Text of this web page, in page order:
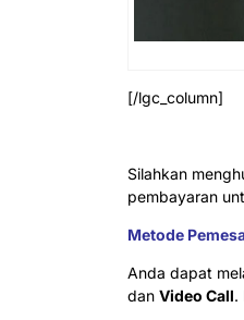
[/lgc_column]
Silahkan
pembayaran
Metode
Anda dapat
dan Video Call.